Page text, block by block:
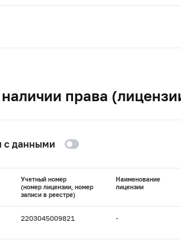
права
с данными
Учетный номер
(номер лицензии, номер
записи в реестре)
Наименование
лицензии
2203045009821 -